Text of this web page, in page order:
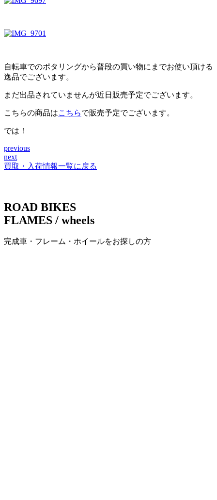
自転車でのポタリングから普段の買い物にまでお使い頂ける
逸品でございます。
まだ出品されていませんが近日販売予定でございます。
こちらの商品はこちらで販売予定でございます。
では！
投
稿
ゲ
シ
previous
next
買取・入荷情報一覧に戻る
ROAD BIKES
FLAMES / wheels
完成車・フレーム・ホイールをお探しの方